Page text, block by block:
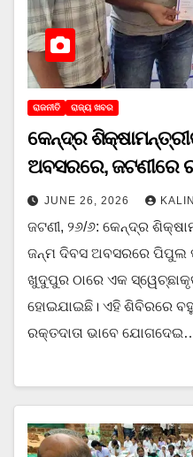
ରାଜନୀତି ରାଜ୍ୟ ଖବର
କେନ୍ଦ୍ର
ଅବସରରେ, ଜଟଣୀରେ
JUNE 26, 2026
ଜଟଣୀ, ୨୬/୬: କେନ୍ଦ୍ର
ଜନ୍ମ ଦିବସ ଅବସରରେ ପିପୁଲ
ଖୁଦୁପୁର ଠାରେ ଏକ
ହୋଇଯାଇଛି। ଏହି ଶିବିରରେ ବହୁ
ରକ୍ତଦାତା ଭାବେ